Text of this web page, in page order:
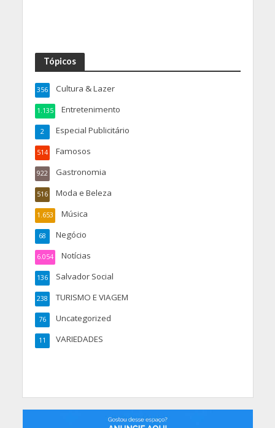
Tópicos
Cultura & Lazer
356
Entretenimento
1.135
Especial Publicitário
2
Famosos
514
Gastronomia
922
Moda e Beleza
516
Música
1.653
Negócio
68
Notícias
6.054
Salvador Social
136
TURISMO E VIAGEM
238
Uncategorized
76
VARIEDADES
11